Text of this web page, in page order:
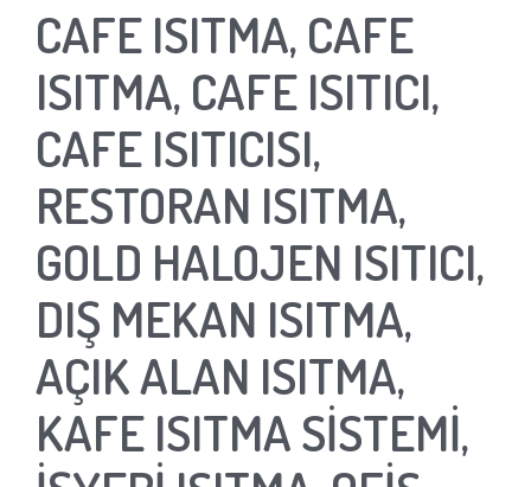
CAFE ISITMA, CAFE
ISITMA, CAFE ISITICI,
CAFE ISITICISI,
RESTORAN ISITMA,
GOLD HALOJEN ISITICI,
DIŞ MEKAN ISITMA,
AÇIK ALAN ISITMA,
KAFE ISITMA SİSTEMİ,